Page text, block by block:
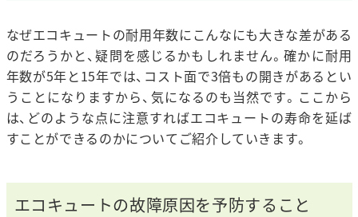
なぜエコキュートの耐用年数にこんなにも大きな差がある
のだろうかと、疑問を感じるかもしれません。確かに耐用
年数が5年と15年では、コスト面で3倍もの開きがあるとい
うことになりますから、気になるのも当然です。ここから
は、どのような点に注意すればエコキュートの寿命を延ば
すことができるのかについてご紹介していきます。
エコキュートの故障原因を予防すること